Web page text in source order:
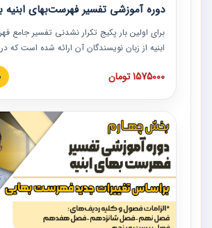
دوره آموزشی تفسیر فهرست‌بهای
برای اولین بار پکیج تکرار نشدنی تفسیر جامع
ابنیه از زبان نویسندگان آن ارائه شده است
ردیف ها و مطالب فهرست بها تفسیر و ارائه
دوره به صورت کامل تصویری بوده و به همراه
دوره با کلام مهندس علیرضاحسین‌زاده مدیر
مشاور در امر بازنگری فهرست بها رشته ابنیه
همکارانی که در حوزه صنعت ساخت در حال
توصیه می کنیم از مطالب این دوره استفاده
1575000 تومان